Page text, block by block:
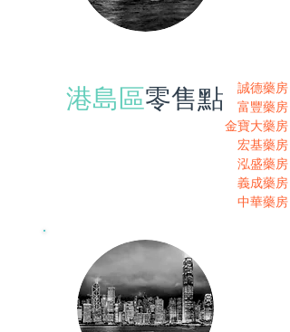
港島區零售點
誠德藥房
富豐藥房
金寶大藥房
宏基藥房
泓盛藥房
義成藥房
中華藥房